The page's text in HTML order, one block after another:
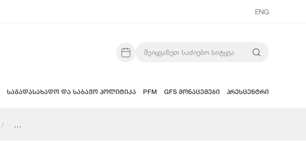
ENG
საგადასახადო და საბაჟო პოლიტიკა PFM GFS მონაცემები პრესცენტრი